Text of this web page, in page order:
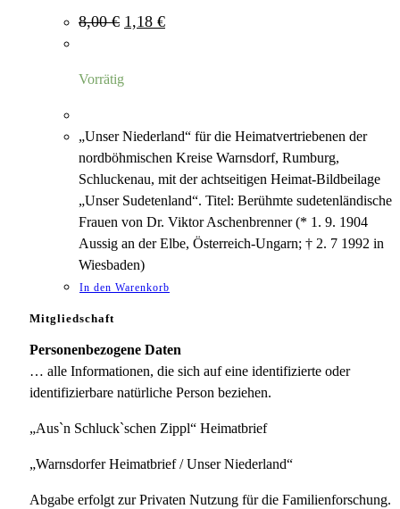
8,00€ Ursprünglicher
Preis
1,18 €Aktueller
Preis
Vorrätig
„Unser Niederland“ für die Heimatvertriebenen der
nordböhmischen Kreise Warnsdorf, Rumburg,
Schluckenau, mit der achtseitigen Heimat-Bildbeilage
„Unser Sudetenland“. Titel: Berühmte sudetenländische
Frauen von Dr. Viktor Aschenbrenner (* 1. 9. 1904
Aussig an der Elbe, Österreich-Ungarn; † 2. 7 1992 in
Wiesbaden)
In den Warenkorb
Mitgliedschaft
Personenbezogene Daten
… alle Informationen, die sich auf eine identifizierte oder
identifizierbare natürliche Person beziehen.
„Aus`n Schluck`schen Zippl“ Heimatbrief
„Warnsdorfer Heimatbrief / Unser Niederland“
Abgabe erfolgt zur Privaten Nutzung für die Familienforschung.